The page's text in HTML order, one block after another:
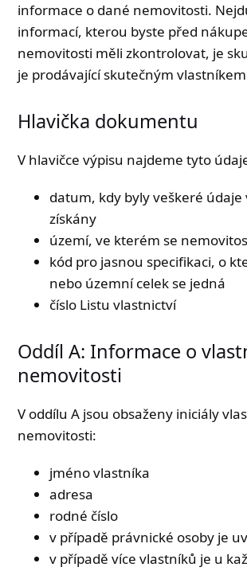
informace o dané nemovitosti.
informací, kterou byste před
nemovitosti měli zkontrolovat, je
je prodávající skutečným
Hlavička dokumentu
V hlavičce výpisu najdeme tyto
datum, kdy byly veškeré údaje
získány
území, ve kterém se
kód pro jasnou specifikaci, o
nebo územní celek se jedná
číslo Listu vlastnictví
Oddíl A: Informace o
nemovitosti
V oddílu A jsou obsaženy iniciály
nemovitosti:
jméno vlastníka
adresa
rodné číslo
v případě právnické osoby je
v případě více vlastníků je u